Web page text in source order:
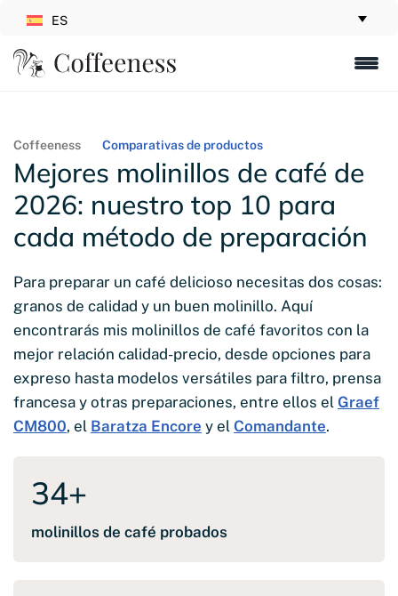
ES
Coffeeness Comparativas de productos
Mejores molinillos de café de
2026: nuestro top 10 para
cada método de preparación
Para preparar un café delicioso necesitas dos cosas:
granos de calidad y un buen molinillo. Aquí
encontrarás mis molinillos de café favoritos con la
mejor relación calidad-precio, desde opciones para
expreso hasta modelos versátiles para filtro, prensa
francesa y otras preparaciones, entre ellos el Graef
CM800, el Baratza Encore y el Comandante.
34+
molinillos de café probados